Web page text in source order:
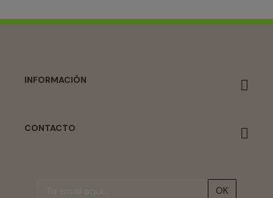
INFORMACIÓN
CONTACTO
OK